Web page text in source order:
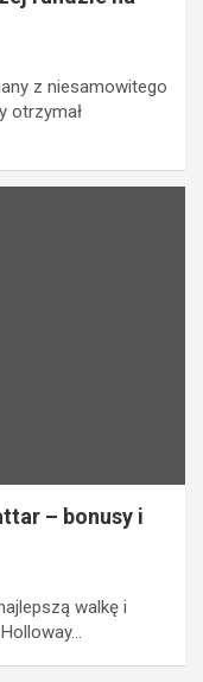
z niesamowitego
otrzymał
– bonusy i
walkę i